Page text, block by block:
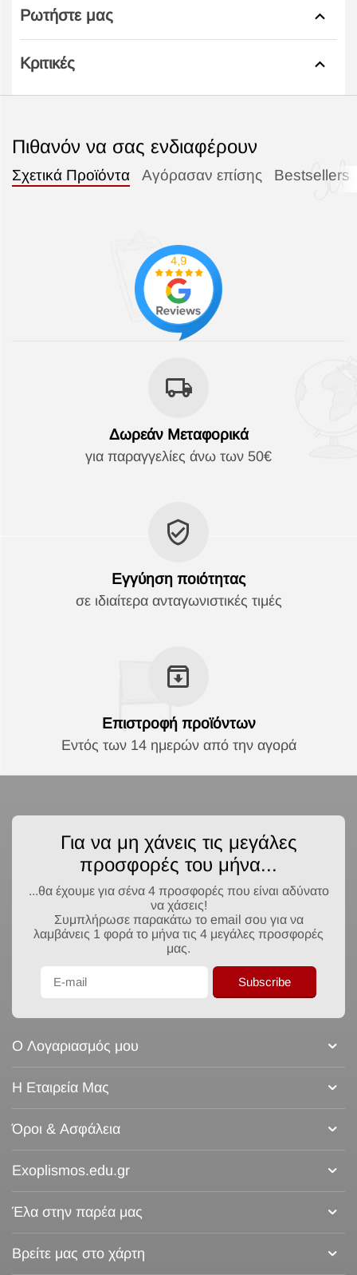
Ρωτήστε μας
Κριτικές
Πιθανόν να σας ενδιαφέρουν
Σχετικά Προϊόντα Αγόρασαν επίσης Bestsellers
Δωρεάν Μεταφορικά
για παραγγελίες άνω των 50€
Εγγύηση ποιότητας
σε ιδιαίτερα ανταγωνιστικές τιμές
Επιστροφή προϊόντων
Εντός των 14 ημερών από την αγορά
Για να μη χάνεις τις μεγάλες
προσφορές του μήνα...
...θα έχουμε για σένα 4 προσφορές που είναι αδύνατο
να χάσεις!
Συμπλήρωσε παρακάτω το email σου για να
λαμβάνεις 1 φορά το μήνα τις 4 μεγάλες προσφορές
μας.
Subscribe
Ο Λογαριασμός μου
Η Εταιρεία Μας
Όροι & Ασφάλεια
Exoplismos.edu.gr
Έλα στην παρέα μας
Βρείτε μας στο χάρτη